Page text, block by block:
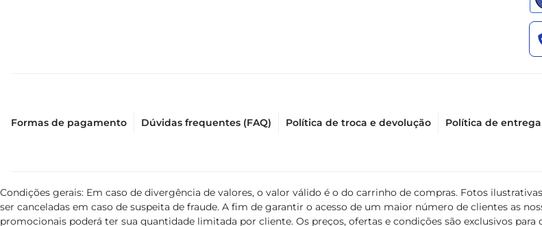
Formas de pagamento Dúvidas frequentes (FAQ) Política de troca e devolução Política de entrega
Condições gerais: Em caso de divergência de valores, o valor válido é o do carrinho de compras. Fotos
ser canceladas em caso de suspeita de fraude. A fim de garantir o acesso de um maior número de clientes as
promocionais poderá ter sua quantidade limitada por cliente. Os preços, ofertas e condições são exclusivos